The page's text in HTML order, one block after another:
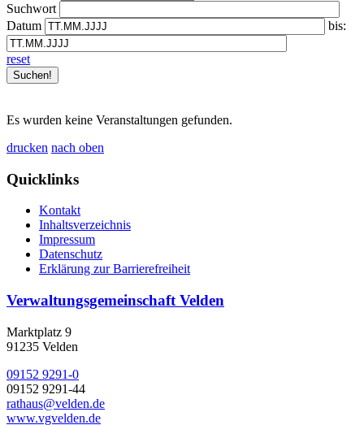
Suchwort
Datum
bis:
reset
Es wurden keine Veranstaltungen gefunden.
drucken nach oben
Quicklinks
Kontakt
Inhaltsverzeichnis
Impressum
Datenschutz
Erklärung zur Barrierefreiheit
Verwaltungsgemeinschaft Velden
Marktplatz 9
91235 Velden
09152 9291-0
09152 9291-44
rathaus@velden.de
www.vgvelden.de